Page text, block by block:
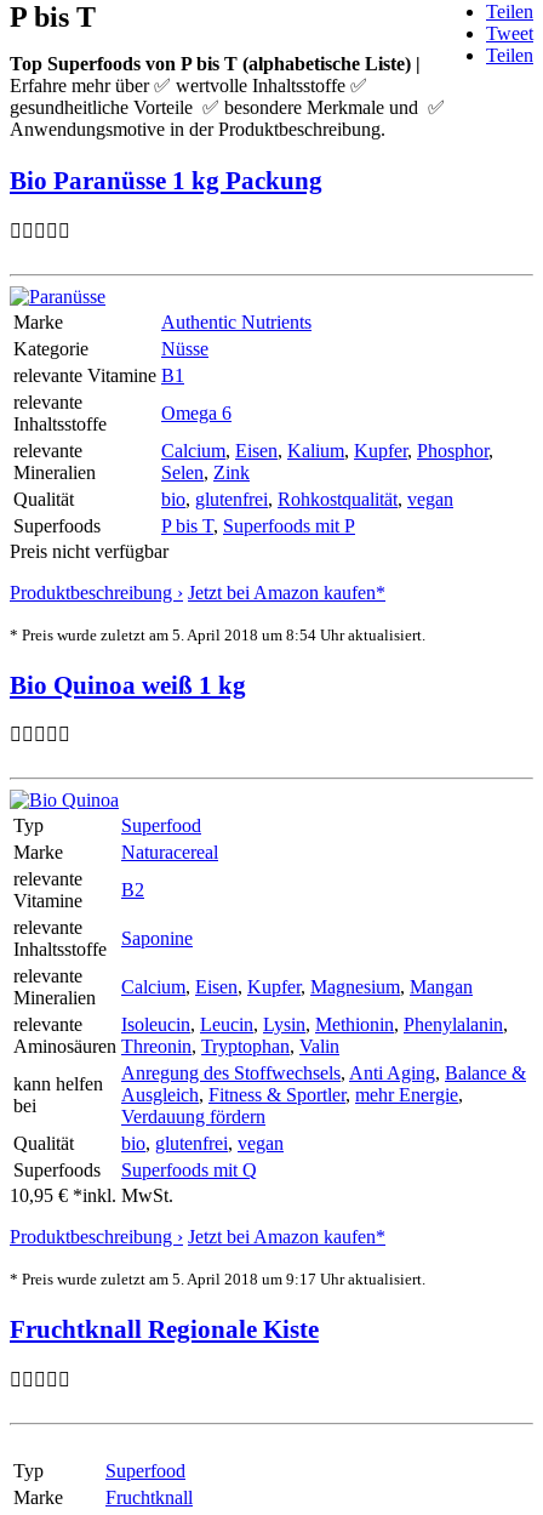
Teilen
Tweet
Teilen
P bis T
Top Superfoods von P bis T (alphabetische Liste) |
Erfahre mehr über ✅ wertvolle Inhaltsstoffe ✅
gesundheitliche Vorteile ✅ besondere Merkmale und ✅
Anwendungsmotive in der Produktbeschreibung.
Bio Paranüsse 1 kg Packung
Marke
Authentic Nutrients
Kategorie
Nüsse
relevante Vitamine B1
relevante
Inhaltsstoffe
Omega 6
relevante
Mineralien
Calcium, Eisen, Kalium, Kupfer, Phosphor,
Selen, Zink
Qualität
bio, glutenfrei, Rohkostqualität, vegan
Superfoods
P bis T, Superfoods mit P
Preis nicht verfügbar
Produktbeschreibung › Jetzt bei Amazon kaufen*
* Preis wurde zuletzt am 5. April 2018 um 8:54 Uhr aktualisiert.
Bio Quinoa weiß 1 kg
Typ
Superfood
Marke
Naturacereal
relevante
Vitamine
B2
relevante
Inhaltsstoffe
Saponine
relevante
Mineralien
Calcium, Eisen, Kupfer, Magnesium, Mangan
relevante
Aminosäuren
Isoleucin, Leucin, Lysin, Methionin, Phenylalanin,
Threonin, Tryptophan, Valin
kann helfen
bei
Anregung des Stoffwechsels, Anti Aging, Balance &
Ausgleich, Fitness & Sportler, mehr Energie,
Verdauung fördern
Qualität
bio, glutenfrei, vegan
Superfoods
Superfoods mit Q
10,95 € *inkl. MwSt.
Produktbeschreibung › Jetzt bei Amazon kaufen*
* Preis wurde zuletzt am 5. April 2018 um 9:17 Uhr aktualisiert.
Fruchtknall Regionale Kiste
Typ
Superfood
Marke
Fruchtknall